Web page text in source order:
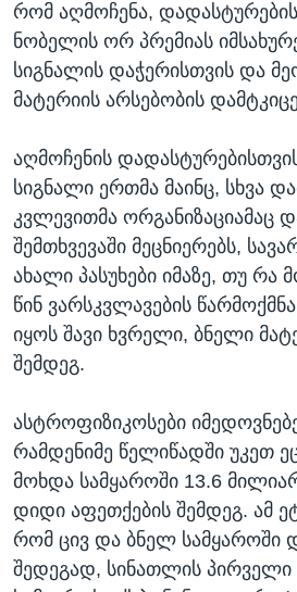
რომ აღმოჩენა, დადასტურების
ნობელის ორ პრემიას
სიგნალის დაჭერისთვის და
მატერიის არსებობის
აღმოჩენის
სიგნალი ერთმა მაინც, სხვა
კვლევითმა ორგანიზაციამაც
შემთხვევაში მეცნიერებს,
ახალი პასუხები იმაზე, თუ რა
წინ ვარსკვლავების
იყოს შავი ხვრელი, ბნელი
შემდეგ.
ასტროფიზიკოსები
რამდენიმე წელიწადში უკეთ
მოხდა სამყაროში 13.6
დიდი აფეთქების შემდეგ. ამ
რომ ცივ და ბნელ სამყაროში
შედეგად, სინათლის პირველი